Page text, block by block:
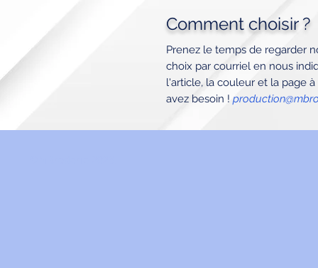
Comment choisir ?
Prenez le temps de regarder
choix par courriel en nous
l'article, la couleur et la page
avez besoin !